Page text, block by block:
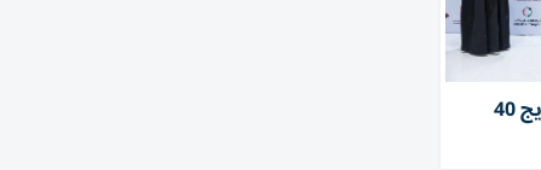
«الفجيرة للثقافة» تحتفل بتخريج 40